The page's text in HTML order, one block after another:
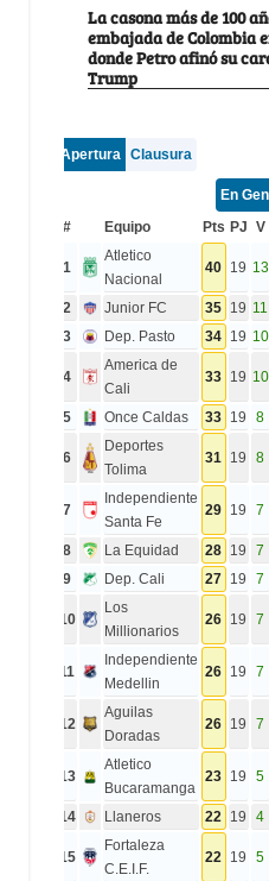
La casona más de 100
embajada de Colombia
donde Petro afinó su
Trump
Apertura Clausura
En
#
Equipo Pts PJ V
1
Atletico
Nacional
40 19 13
2 Junior FC 35 19 11
3
Dep. Pasto 34 19 10
4
America de
Cali
33 19 10
5 Once Caldas 33 19 8
6
Deportes
Tolima
31 19 8
7
Independiente
Santa Fe
29 19 7
8 La Equidad 28 19 7
9
Dep. Cali 27 19 7
10
Los
Millionarios
26 19 7
11
Independiente
Medellin
26 19 7
12
Aguilas
Doradas
26 19 7
13
Atletico
Bucaramanga
23 19 5
14 Llaneros 22 19 4
15
Fortaleza
C.E.I.F.
22 19 5